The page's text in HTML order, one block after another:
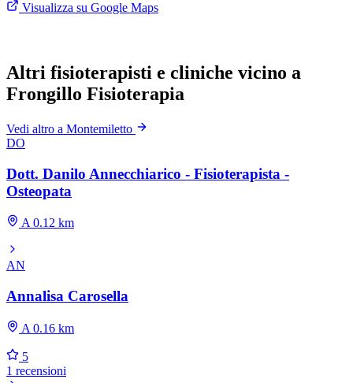
Visualizza su Google Maps
Altri fisioterapisti e cliniche vicino a
Frongillo Fisioterapia
Vedi altro a Montemiletto
DO
Dott. Danilo Annecchiarico - Fisioterapista -
Osteopata
A 0.12 km
AN
Annalisa Carosella
A 0.16 km
5
1 recensioni